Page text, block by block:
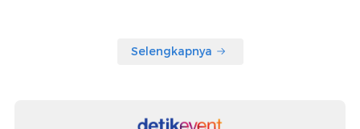
Selengkapnya